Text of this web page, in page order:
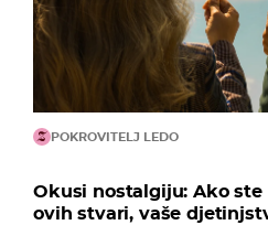
POKROVITELJ LEDO
Okusi nostalgiju: Ako
ovih stvari, vaše